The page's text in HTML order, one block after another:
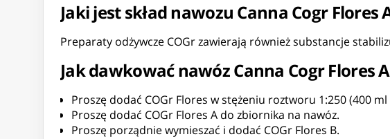
Jaki jest skład nawozu Canna Cogr Flores
Preparaty odżywcze COGr zawierają również substancje
Jak dawkować nawóz Canna Cogr Flores
Proszę dodać COGr Flores w stężeniu roztworu 1:250 (400
Proszę dodać COGr Flores A do zbiornika na nawóz.
Proszę porządnie wymieszać i dodać COGr Flores B.